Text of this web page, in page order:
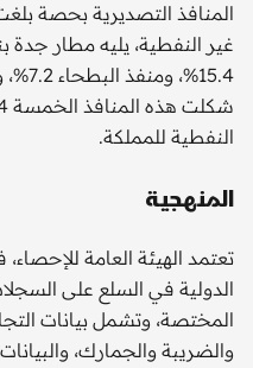
النفطية للمملكة.
المنهجية
تعتمد الهيئة العامة
الدولية في السلع على
المختصة، وتشمل بيانات
والضريبة والجمارك،